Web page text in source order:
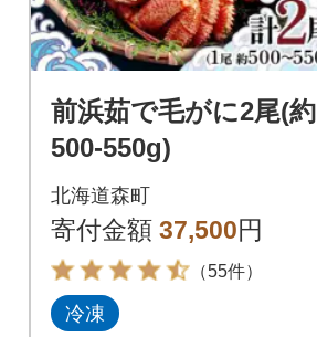
前浜茹で毛がに2尾(約
500-550g)
北海道森町
寄付金額 37,500円
（55件）
冷凍